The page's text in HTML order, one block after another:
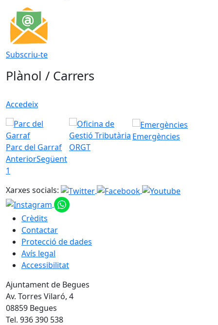
Subscriu-te
Plànol / Carrers
Accedeix
Parc del Garraf ORGT
Emergències
AnteriorSegüent
1
Xarxes socials:
Crèdits
Contactar
Protecció de dades
Avís legal
Accessibilitat
Ajuntament de Begues
Av. Torres Vilaró, 4
08859 Begues
Tel. 936 390 538